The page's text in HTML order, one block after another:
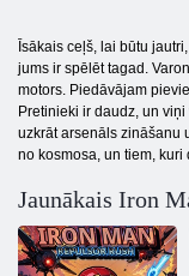
Īsākais ceļš, lai būtu
jums ir spēlēt tagad.
motors. Piedāvājam
Pretinieki ir daudz, un
uzkrāt arsenāls zināšanu
no kosmosa, un tiem, kuri
Jaunākais Iron